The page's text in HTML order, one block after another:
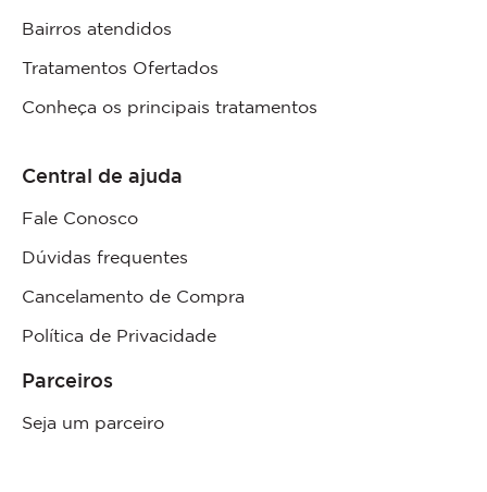
Bairros atendidos
Tratamentos Ofertados
Conheça os principais tratamentos
Central de ajuda
Fale Conosco
Dúvidas frequentes
Cancelamento de Compra
Política de Privacidade
Parceiros
Seja um parceiro